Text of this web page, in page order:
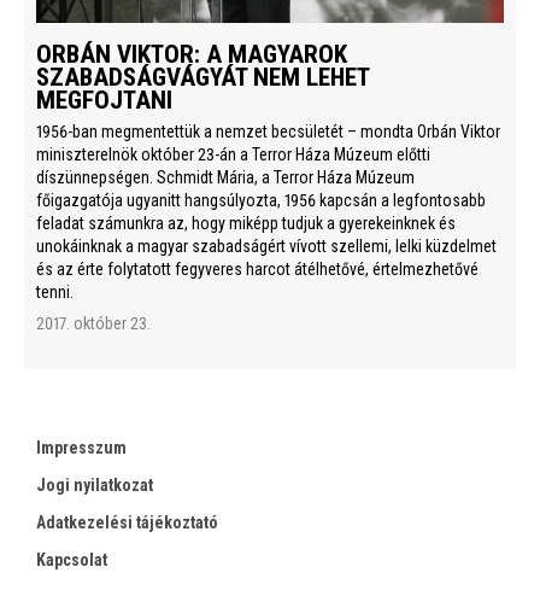
ORBÁN VIKTOR: A MAGYAROK
SZABADSÁGVÁGYÁT NEM LEHET
MEGFOJTANI
1956-ban megmentettük a nemzet becsületét – mondta Orbán Viktor
miniszterelnök október 23-án a Terror Háza Múzeum előtti
díszünnepségen. Schmidt Mária, a Terror Háza Múzeum
főigazgatója ugyanitt hangsúlyozta, 1956 kapcsán a legfontosabb
feladat számunkra az, hogy miképp tudjuk a gyerekeinknek és
unokáinknak a magyar szabadságért vívott szellemi, lelki küzdelmet
és az érte folytatott fegyveres harcot átélhetővé, értelmezhetővé
tenni.
2017. október 23.
Impresszum
Jogi nyilatkozat
Adatkezelési tájékoztató
Kapcsolat